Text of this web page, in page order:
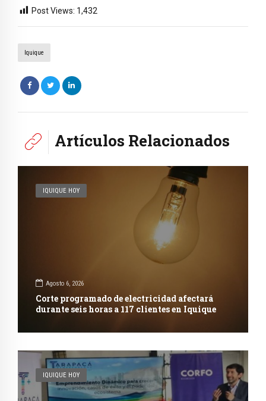
Post Views: 1,432
Iquique
Artículos Relacionados
IQUIQUE HOY
Agosto 6, 2026
Corte programado de electricidad afectará
durante seis horas a 117 clientes en Iquique
IQUIQUE HOY